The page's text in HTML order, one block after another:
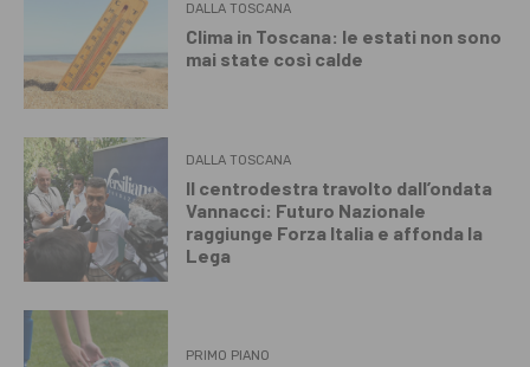
DALLA TOSCANA
Clima in Toscana: le estati non sono
mai state così calde
DALLA TOSCANA
Il centrodestra travolto dall’ondata
Vannacci: Futuro Nazionale
raggiunge Forza Italia e affonda la
Lega
PRIMO PIANO